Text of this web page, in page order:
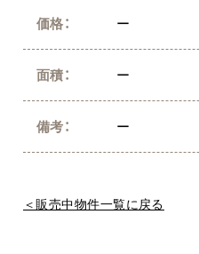
価格： ー
面積： ー
備考： ー
＜販売中物件一覧に戻る